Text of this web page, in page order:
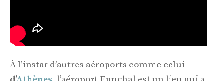
À l’instar d’autres aéroports comme celui